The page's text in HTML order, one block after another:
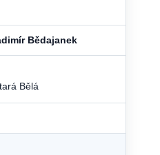
Bědajanek
Bělá